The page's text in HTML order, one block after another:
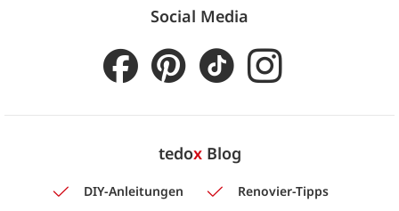
Social Media
tedoxBlog
DIY-Anleitungen
Renovier-Tipps